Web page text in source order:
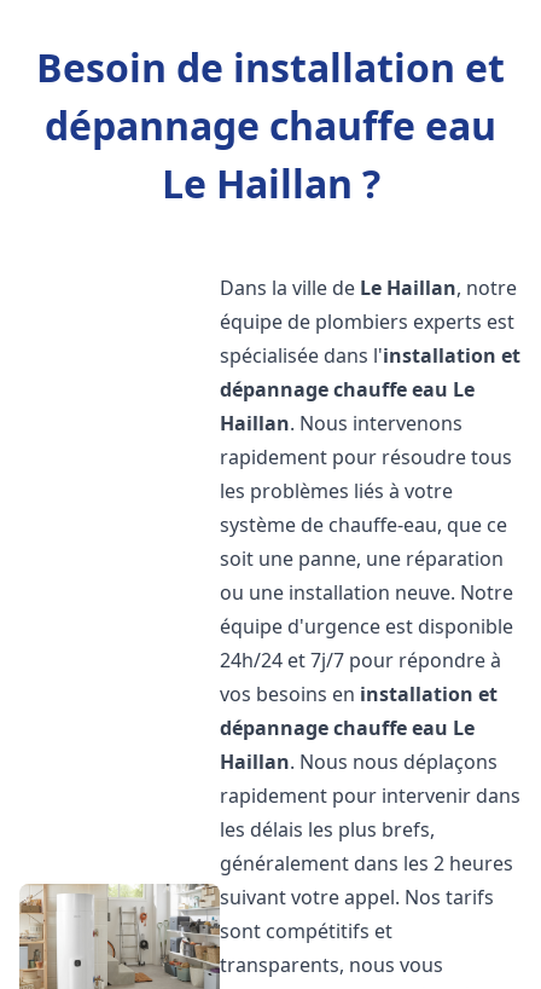
Besoin de installation et
dépannage chauffe eau
Le Haillan ?
Dans la ville de Le Haillan, notre
équipe de plombiers experts est
spécialisée dans l'installation et
dépannage chauffe eau Le
Haillan. Nous intervenons
rapidement pour résoudre tous
les problèmes liés à votre
système de chauffe-eau, que ce
soit une panne, une réparation
ou une installation neuve. Notre
équipe d'urgence est disponible
24h/24 et 7j/7 pour répondre à
vos besoins en installation et
dépannage chauffe eau Le
Haillan. Nous nous déplaçons
rapidement pour intervenir dans
les délais les plus brefs,
généralement dans les 2 heures
suivant votre appel. Nos tarifs
sont compétitifs et
transparents, nous vous